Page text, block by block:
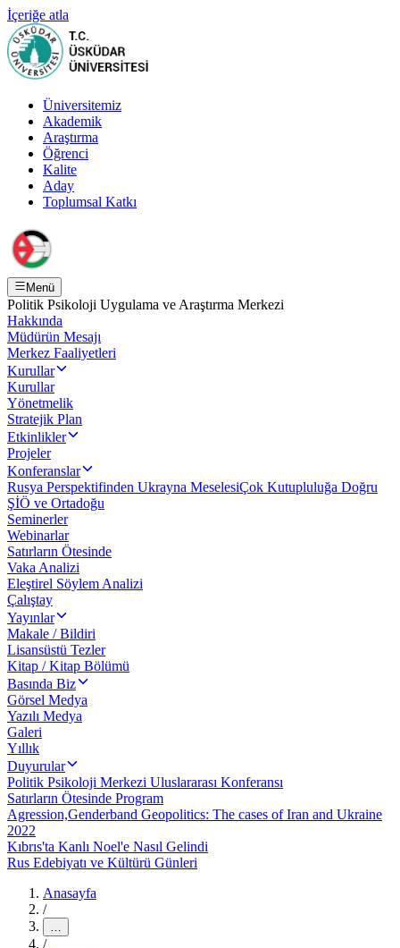
İçeriğe atla
Üniversitemiz
Akademik
Araştırma
Öğrenci
Kalite
Aday
Toplumsal Katkı
Menü
Politik Psikoloji Uygulama ve Araştırma Merkezi
Hakkında
Müdürün Mesajı
Merkez Faaliyetleri
Kurullar
Kurullar
Yönetmelik
Stratejik Plan
Etkinlikler
Projeler
Konferanslar
Rusya Perspektifinden Ukrayna MeselesiÇok Kutupluluğa Doğru
ŞİÖ ve Ortadoğu
Seminerler
Webinarlar
Satırların Ötesinde
Vaka Analizi
Eleştirel Söylem Analizi
Çalıştay
Yayınlar
Makale / Bildiri
Lisansüstü Tezler
Kitap / Kitap Bölümü
Basında Biz
Görsel Medya
Yazılı Medya
Galeri
Yıllık
Duyurular
Politik Psikoloji Merkezi Uluslararası Konferansı
Satırların Ötesinde Program
Agression,Genderband Geopolitics: The cases of Iran and Ukraine
2022
Kıbrıs'ta Kanlı Noel'e Nasıl Gelindi
Rus Edebiyatı ve Kültürü Günleri
Anasayfa
/
…
/